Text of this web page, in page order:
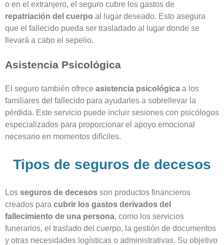
o en el extranjero, el seguro cubre los gastos de
repatriación del cuerpo al lugar deseado. Esto asegura
que el fallecido pueda ser trasladado al lugar donde se
llevará a cabo el sepelio.
Asistencia Psicológica
El seguro también ofrece asistencia psicológica a los
familiares del fallecido para ayudarles a sobrellevar la
pérdida. Este servicio puede incluir sesiones con psicólogos
especializados para proporcionar el apoyo emocional
necesario en momentos difíciles.
Tipos de seguros de decesos
Los seguros de decesos son productos financieros
creados para cubrir los gastos derivados del
fallecimiento de una persona, como los servicios
funerarios, el traslado del cuerpo, la gestión de documentos
y otras necesidades logísticas o administrativas. Su objetivo